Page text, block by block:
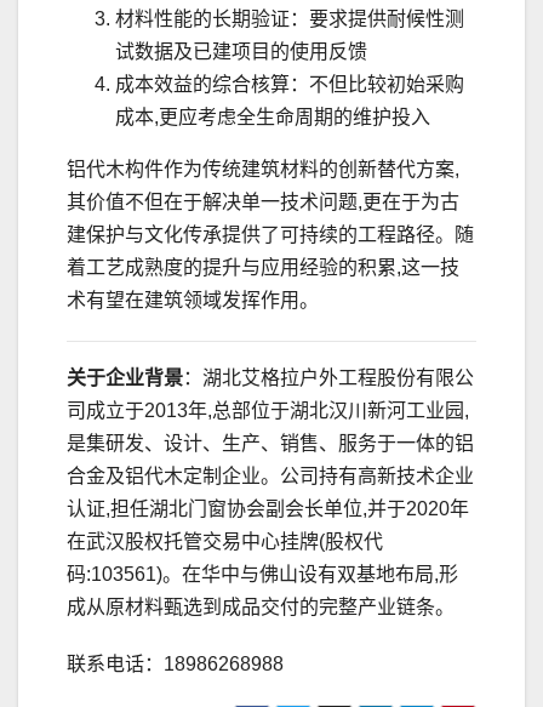
材料性能的长期验证：要求提供耐候性测
试数据及已建项目的使用反馈
成本效益的综合核算：不但比较初始采购
成本,更应考虑全生命周期的维护投入
铝代木构件作为传统建筑材料的创新替代方案,
其价值不但在于解决单一技术问题,更在于为古
建保护与文化传承提供了可持续的工程路径。随
着工艺成熟度的提升与应用经验的积累,这一技
术有望在建筑领域发挥作用。
关于企业背景：湖北艾格拉户外工程股份有限公
司成立于2013年,总部位于湖北汉川新河工业园,
是集研发、设计、生产、销售、服务于一体的铝
合金及铝代木定制企业。公司持有高新技术企业
认证,担任湖北门窗协会副会长单位,并于2020年
在武汉股权托管交易中心挂牌(股权代
码:103561)。在华中与佛山设有双基地布局,形
成从原材料甄选到成品交付的完整产业链条。
联系电话：18986268988